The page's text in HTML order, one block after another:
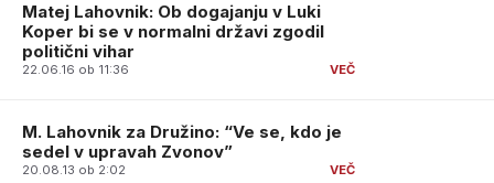
Matej Lahovnik: Ob dogajanju v Luki
Koper bi se v normalni državi zgodil
politični vihar
22.06.16 ob 11:36
M. Lahovnik za Družino: “Ve se, kdo je
sedel v upravah Zvonov”
20.08.13 ob 2:02